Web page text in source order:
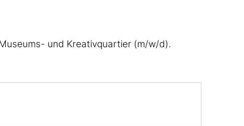
und Kreativquartier (m/w/d).